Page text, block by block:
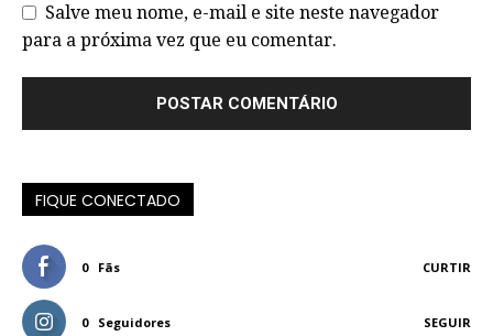
Salve meu nome, e-mail e site neste navegador
para a próxima vez que eu comentar.
FIQUE CONECTADO
0 Fãs CURTIR
0 Seguidores SEGUIR